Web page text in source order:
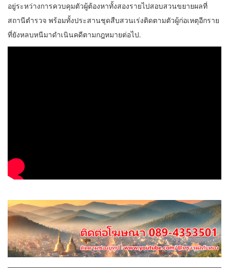
อยู่ระหว่างการควบคุมตัวผู้ต้องหาทั้งสองรายไปสอบสวนขยายผลที่
สถานีตำรวจ พร้อมทั้งประสานชุดสืบสวนเร่งติดตามตัวผู้ก่อเหตุอีกราย
ที่ยังหลบหนีมาดำเนินคดีตามกฎหมายต่อไป.